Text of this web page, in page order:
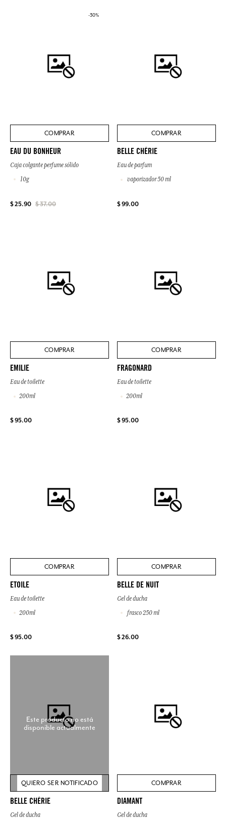
-30%
COMPRAR
EAU DU BONHEUR
Caja colgante perfume sólido
10g
$ 25.90 $ 37.00
COMPRAR
BELLE CHÉRIE
Eau de parfum
vaporizador 50 ml
$ 99.00
COMPRAR
EMILIE
Eau de toilette
200ml
$ 95.00
COMPRAR
FRAGONARD
Eau de toilette
200ml
$ 95.00
COMPRAR
ETOILE
Eau de toilette
200ml
$ 95.00
COMPRAR
BELLE DE NUIT
Gel de ducha
frasco 250 ml
$ 26.00
Este producto no está
disponible actualmente
QUIERO SER NOTIFICADO
BELLE CHÉRIE
Gel de ducha
COMPRAR
DIAMANT
Gel de ducha